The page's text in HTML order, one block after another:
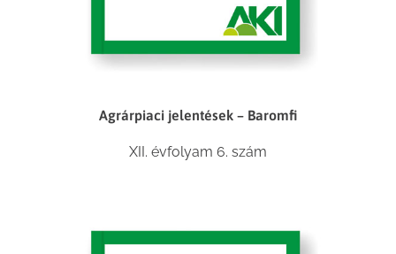
Agrárpiaci jelentések – Baromfi
XII. évfolyam 6. szám